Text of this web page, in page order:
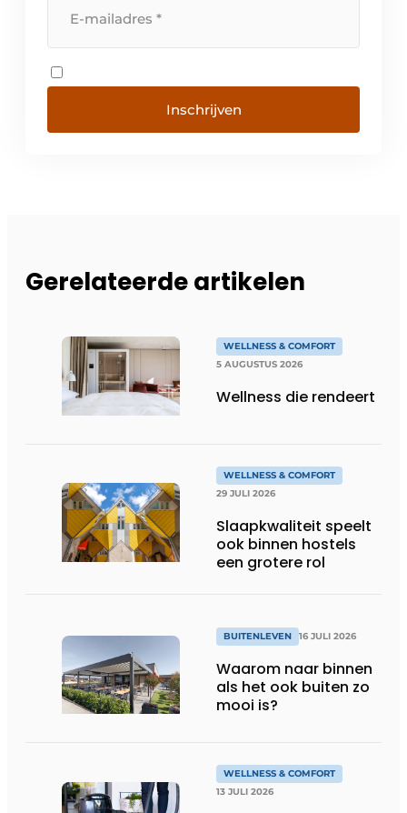
Inschrijven
Gerelateerde artikelen
WELLNESS & COMFORT
5 AUGUSTUS 2026
Wellness die rendeert
WELLNESS & COMFORT
29 JULI 2026
Slaapkwaliteit speelt
ook binnen hostels
een grotere rol
BUITENLEVEN 16 JULI 2026
Waarom naar binnen
als het ook buiten zo
mooi is?
WELLNESS & COMFORT
13 JULI 2026